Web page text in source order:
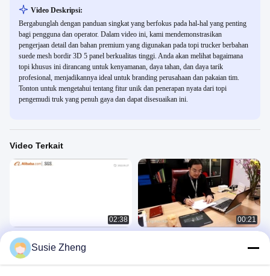
Video Deskripsi:
Bergabunglah dengan panduan singkat yang berfokus pada hal-hal yang penting
bagi pengguna dan operator. Dalam video ini, kami mendemonstrasikan
pengerjaan detail dan bahan premium yang digunakan pada topi trucker berbahan
suede mesh bordir 3D 5 panel berkualitas tinggi. Anda akan melihat bagaimana
topi khusus ini dirancang untuk kenyamanan, daya tahan, dan daya tarik
profesional, menjadikannya ideal untuk branding perusahaan dan pakaian tim.
Tonton untuk mengetahui tentang fitur unik dan penerapan nyata dari topi
pengemudi truk yang penuh gaya dan dapat disesuaikan ini.
Video Terkait
02:38
perusahaan ACE
公司介绍
00:21
Headwear Manufacturing Co., Ltd.
Susie Zheng